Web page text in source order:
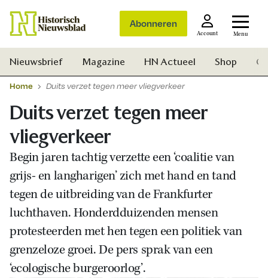
Abonneren
Account Menu
Zoek
Nieuwsbrief Magazine HN Actueel Shop
Home Duits verzet tegen meer vliegverkeer
Duits verzet tegen meer
vliegverkeer
Begin jaren tachtig verzette een ‘coalitie van
grijs- en langharigen’ zich met hand en tand
tegen de uitbreiding van de Frankfurter
luchthaven. Honderdduizenden mensen
protesteerden met hen tegen een politiek van
grenzeloze groei. De pers sprak van een
‘ecologische burgeroorlog’.